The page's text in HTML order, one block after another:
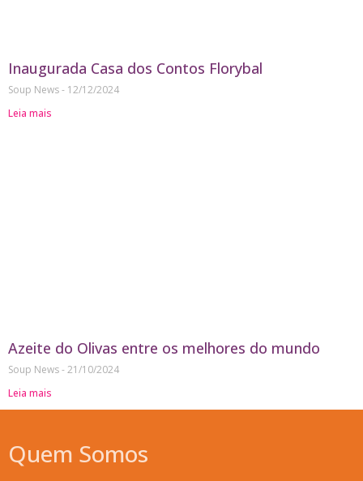
Inaugurada Casa dos Contos Florybal
Soup News
12/12/2024
Leia mais
Azeite do Olivas entre os melhores do mundo
Soup News 21/10/2024
Leia mais
Quem Somos